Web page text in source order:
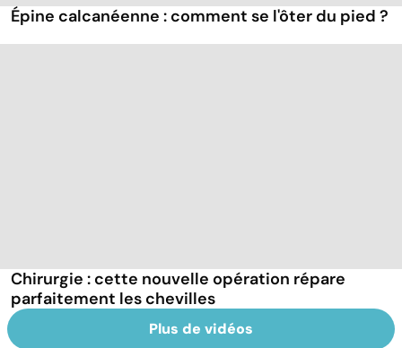
Épine calcanéenne : comment se l'ôter du pied ?
Chirurgie : cette nouvelle opération répare
parfaitement les chevilles
Plus de vidéos